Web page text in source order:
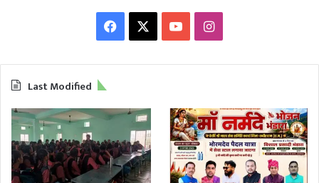
Facebook YouTubeInstagram
Last Modified